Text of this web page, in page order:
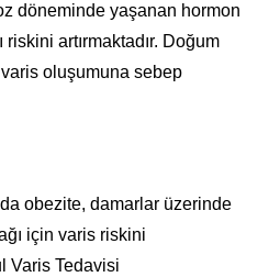
döneminde yaşanan hormon
artırmaktadır. Doğum
oluşumuna sebep
obezite, damarlar üzerinde
için varis riskini
Varis Tedavisi